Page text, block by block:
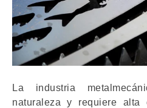
La industria
naturaleza y requiere